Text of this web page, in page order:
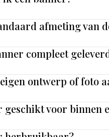
afmeting van
compleet
ontwerp of foto
geschikt voor binnen